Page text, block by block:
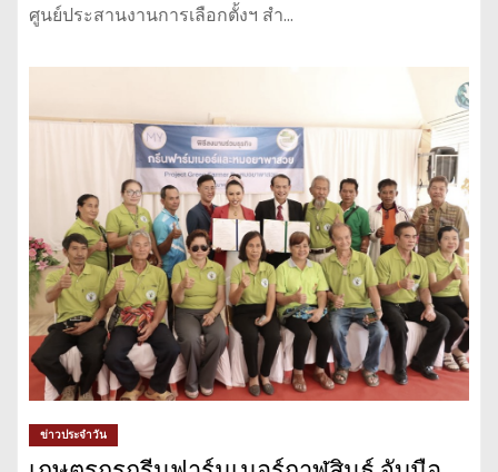
ศูนย์ประสานงานการเลือกตั้งฯ สำ…
ข่าวประจำวัน